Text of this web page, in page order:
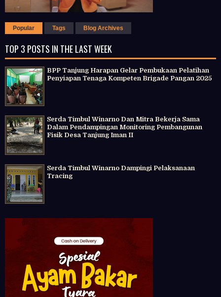
Popular Tags Blog Archives
TOP 3 POSTS IN THE LAST WEEK
BPP Tanjung Harapan Gelar Pembukaan Pelatihan
Penyiapan Tenaga Kompeten Brigade Pangan 2025
Serda Timbul Winarno Dan Mitra Bekerja Sama
Dalam Pendampingan Monitoring Pembangunan
Fisik Desa Tanjung Iman II
Serda Timbul Winarno Dampingi Pelaksanaan
Tracing